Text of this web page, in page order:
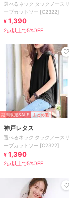
選べるネック タックノースリ
ーブカットソー [C2322]
¥ 1,390
2点以上で5%OFF
期間限定SALE まとめ割
神戸レタス
選べるネック タックノースリ
ーブカットソー [C2322]
¥ 1,390
2点以上で5%OFF